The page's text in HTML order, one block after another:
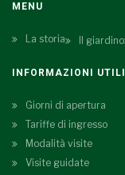
MENU
La storia Il giardino
INFORMAZIONI UTILI
Giorni di apertura
Tariffe di ingresso
Modalità visite
Visite guidate